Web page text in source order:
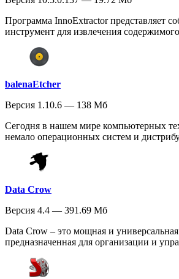
Программа InnoExtractor представляет
инструмент для извлечения
balenaEtcher
Версия 1.10.6 — 138 Мб
Сегодня в нашем мире компьютерных
немало операционных систем и
Data Crow
Версия 4.4 — 391.69 Мб
Data Crow – это мощная и
предназначенная для организации и